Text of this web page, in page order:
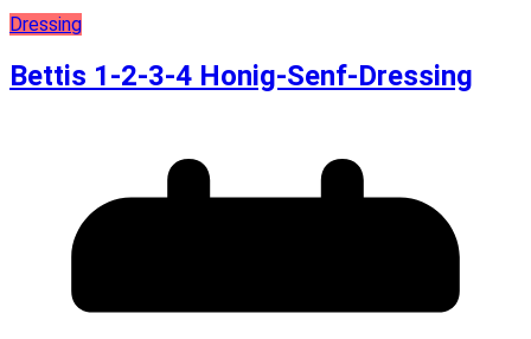
Dressing
Bettis 1-2-3-4 Honig-Senf-Dressing